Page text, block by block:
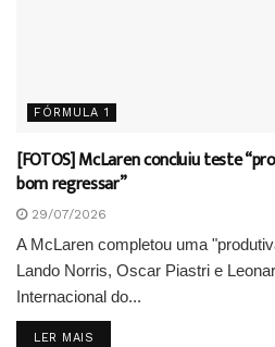
FÓRMULA 1
[FOTOS] McLaren concluiu teste
bom regressar”
29/07/2026
A McLaren completou uma
Lando Norris, Oscar Piastri e
Internacional do...
LER MAIS